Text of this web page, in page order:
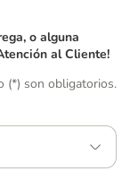
o alguna
al Cliente!
(*) son obligatorios.